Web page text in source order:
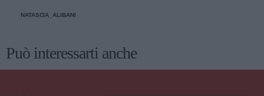
NATASCIA_ALIBANI
Può interessarti anche